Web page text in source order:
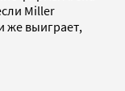
Miller
же выиграет,